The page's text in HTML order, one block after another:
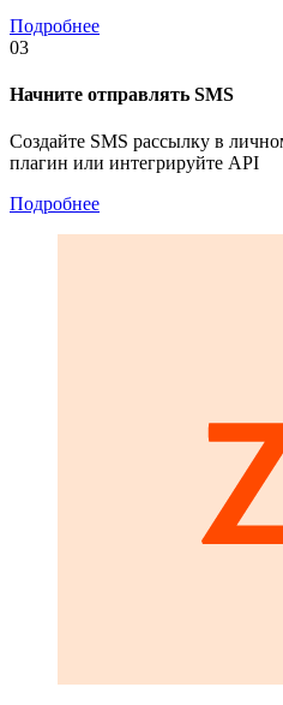
Подробнее
03
Начните отправлять SMS
Создайте SMS рассылку в
плагин или интегрируйте API
Подробнее